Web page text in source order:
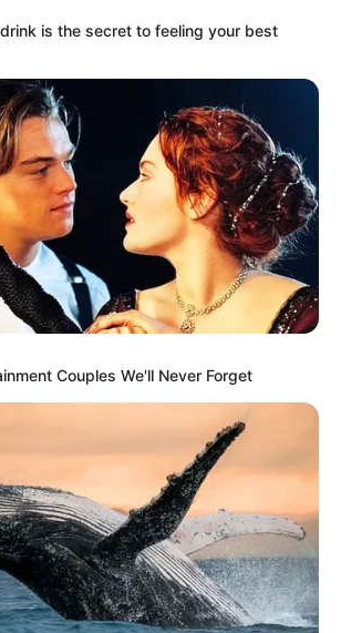
is the secret to feeling your best
Couples We'll Never Forget